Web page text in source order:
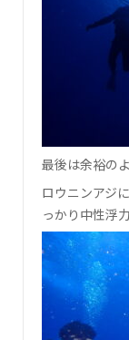
最後は余裕の
ロウニンアジ
っかり中性浮